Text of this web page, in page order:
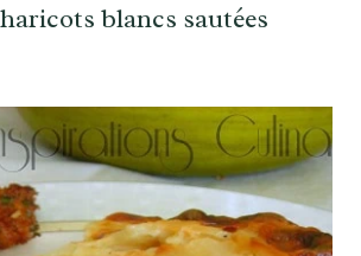
blancs sautées